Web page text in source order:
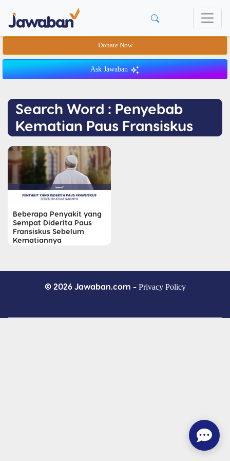
Donate Now
Ask Jawaban
Search Word : Penyebab
Kematian Paus Fransiskus
Beberapa Penyakit yang
Sempat Diderita Paus
Fransiskus Sebelum
Kematiannya
© 2026 Jawaban.com - Privacy Policy